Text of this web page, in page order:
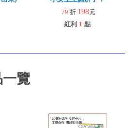
79 折 198元
紅利 1 點
覽